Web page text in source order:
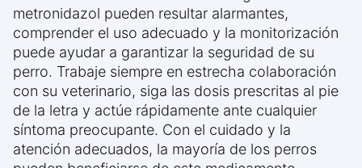
metronidazol pueden resultar alarmantes,
comprender el uso adecuado y la monitorización
puede ayudar a garantizar la seguridad de su
perro. Trabaje siempre en estrecha colaboración
con su veterinario, siga las dosis prescritas al pie
de la letra y actúe rápidamente ante cualquier
síntoma preocupante. Con el cuidado y la
atención adecuados, la mayoría de los perros